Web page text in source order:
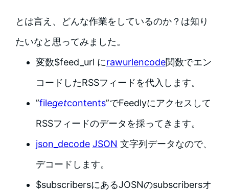
とは言え、どんな作業をしているのか？は知り
たいなと思ってみました。
変数$feed_url にrawurlencode関数でエン
コードしたRSSフィードを代入します。
”filegetcontents”でFeedlyにアクセスして
RSSフィードのデータを採ってきます。
json_decode JSON 文字列データなので、
デコードします。
$subscribersにあるJOSNのsubscribersオ